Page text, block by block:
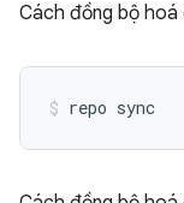
Cách đồng bộ
repo sync